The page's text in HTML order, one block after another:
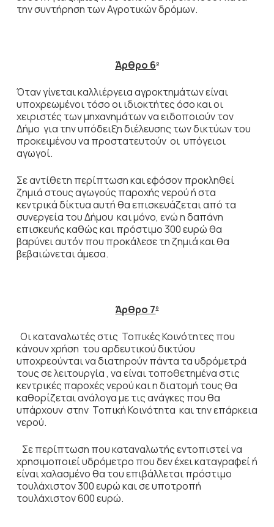
την συντήρηση των Αγροτικών δρόμων.
Άρθρο 6ο
Όταν γίνεται καλλιέργεια αγροκτημάτων είναι
υποχρεωμένοι τόσο οι ιδιοκτήτες όσο και οι
χειριστές των μηχανημάτων να ειδοποιούν τον
Δήμο για την υπόδειξη διέλευσης των δικτύων του
προκειμένου να προστατευτούν οι υπόγειοι
αγωγοί.
Σε αντίθετη περίπτωση και εφόσον προκληθεί
ζημιά στους αγωγούς παροχής νερού ή στα
κεντρικά δίκτυα αυτή θα επισκευάζεται από τα
συνεργεία του Δήμου και μόνο, ενώ η δαπάνη
επισκευής καθώς και πρόστιμο 300 ευρώ θα
βαρύνει αυτόν που προκάλεσε τη ζημιά και θα
βεβαιώνεται άμεσα.
Άρθρο 7ο
Οι καταναλωτές στις Τοπικές Κοινότητες που
κάνουν χρήση του αρδευτικού δικτύου
υποχρεούνται να διατηρούν πάντα τα υδρόμετρά
τους σε λειτουργία , να είναι τοποθετημένα στις
κεντρικές παροχές νερού και η διατομή τους θα
καθορίζεται ανάλογα με τις ανάγκες που θα
υπάρχουν στην Τοπική Κοινότητα και την επάρκεια
νερού.
Σε περίπτωση που καταναλωτής εντοπιστεί να
χρησιμοποιεί υδρόμετρο που δεν έχει καταγραφεί ή
είναι χαλασμένο θα του επιβάλλεται πρόστιμο
τουλάχιστον 300 ευρώ και σε υποτροπή
τουλάχιστον 600 ευρώ.